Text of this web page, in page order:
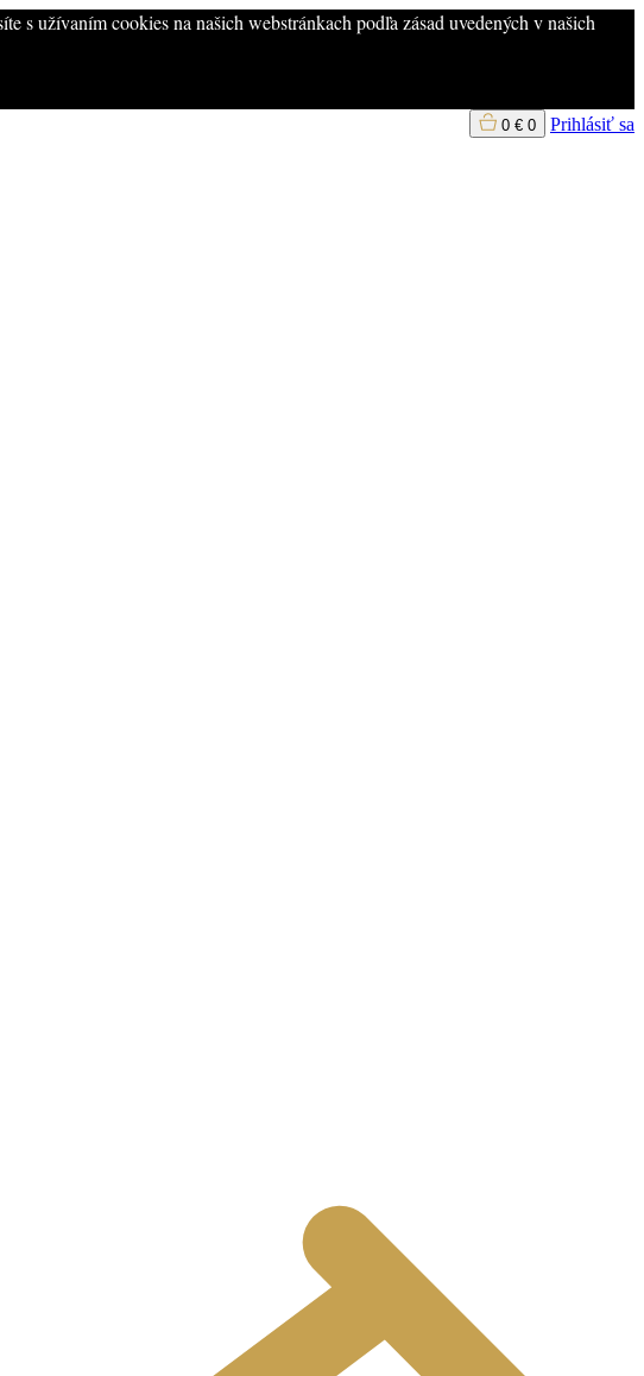
s užívaním cookies na našich webstránkach podľa zásad uvedených v našich
0 € 0 Prihlásiť sa